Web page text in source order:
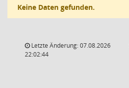
Keine Daten gefunden.
Letzte Änderung: 07.08.2026
22:02:44